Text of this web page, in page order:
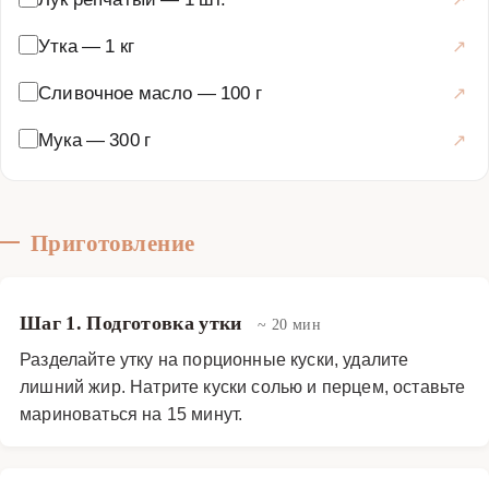
Утка— 1 кг
Сливочное масло — 100 г
Мука—300 г
Приготовление
Шаг 1. Подготовка утки ~ 20 мин
Разделайте утку на порционные куски, удалите
лишний жир. Натрите куски солью и перцем, оставьте
мариноваться на 15 минут.